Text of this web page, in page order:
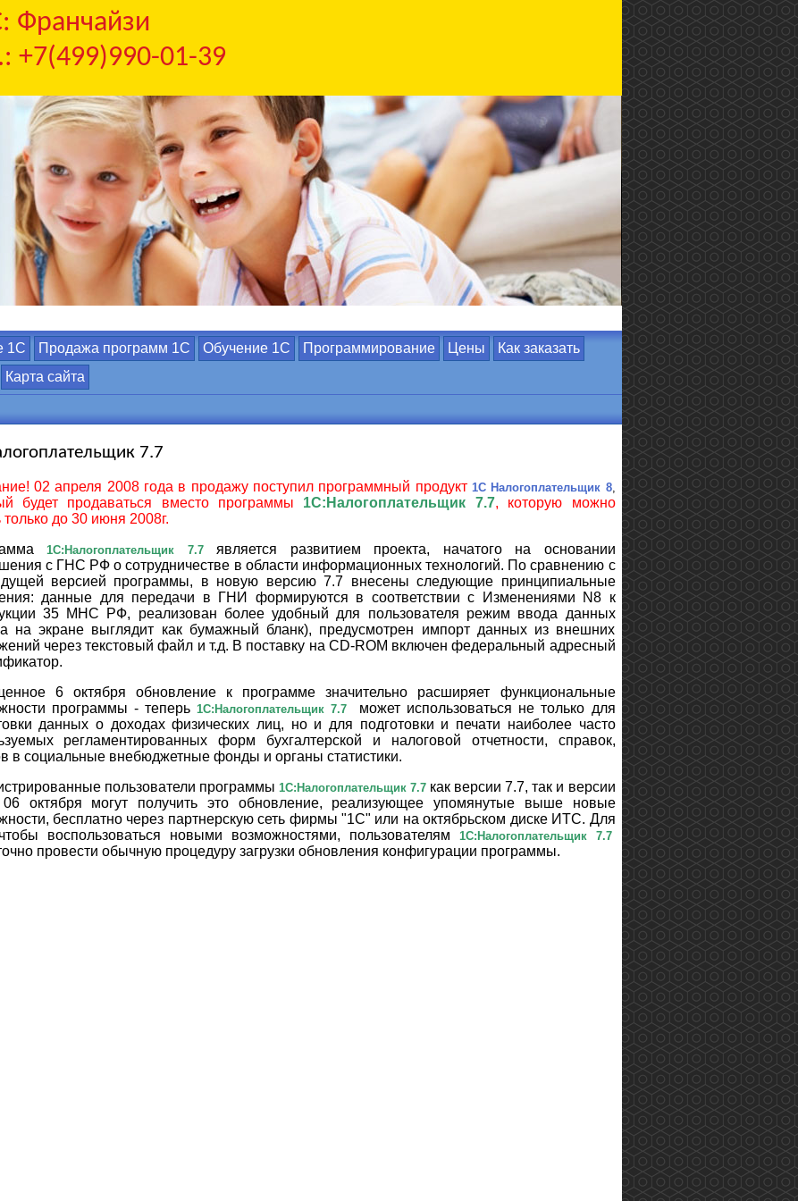
Франчайзи
+7(499)990-01-39
1С Продажа программ 1С Обучение 1С Программирование Цены
Как заказать
Карта сайта
7.7
02 апреля 2008 года в продажу поступил программный продукт 1С Налогоплательщик 8,
будет продаваться вместо программы 1С:Налогоплательщик 7.7, которую можно
только до 30 июня 2008г.
1С:Налогоплательщик 7.7 является развитием проекта, начатого на основании
с ГНС РФ о сотрудничестве в области информационных технологий. По сравнению с
версией программы, в новую версию 7.7 внесены следующие принципиальные
данные для передачи в ГНИ формируются в соответствии с Изменениями N8 к
35 МНС РФ, реализован более удобный для пользователя режим ввода данных
на экране выглядит как бумажный бланк), предусмотрен импорт данных из внешних
через текстовый файл и т.д. В поставку на CD-ROM включен федеральный адресный
6 октября обновление к программе значительно расширяет функциональные
программы - теперь 1С:Налогоплательщик 7.7
может использоваться не только для
данных о доходах физических лиц, но и для подготовки и печати наиболее часто
регламентированных форм бухгалтерской и налоговой отчетности, справок,
в социальные внебюджетные фонды и органы статистики.
пользователи программы 1С:Налогоплательщик 7.7 как версии 7.7, так и версии
октября могут получить это обновление, реализующее упомянутые выше новые
бесплатно через партнерскую сеть фирмы "1С" или на октябрьском диске ИТС. Для
воспользоваться новыми возможностями, пользователям
1С:Налогоплательщик 7.7
провести обычную процедуру загрузки обновления конфигурации программы.